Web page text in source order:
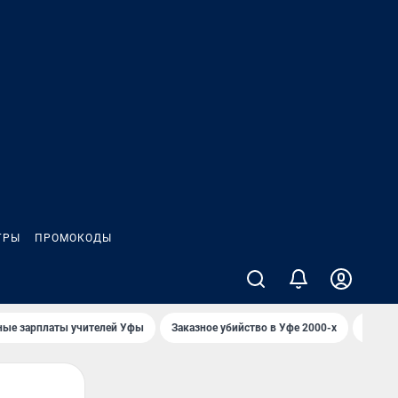
ПРОМОКОДЫ
зарплаты учителей Уфы Заказное убийство в Уфе 2000-х